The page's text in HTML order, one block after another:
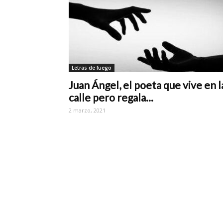
Letras de fuego
Juan Ángel, el poeta que vive en
calle pero regala...
2 marzo, 2021